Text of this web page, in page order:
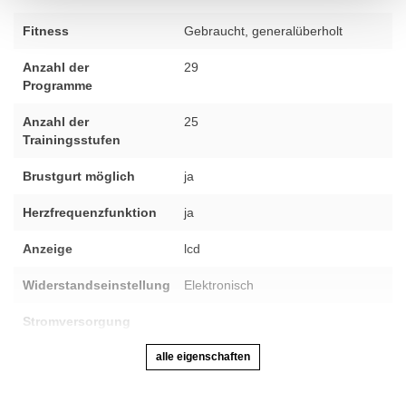
Fitness Gebraucht, generalüberholt
Anzahl der
Programme
29
Anzahl der
Trainingsstufen
25
Brustgurt möglich ja
Herzfrequenzfunktion ja
Anzeige lcd
Widerstandseinstellung Elektronisch
Stromversorgung
alle eigenschaften